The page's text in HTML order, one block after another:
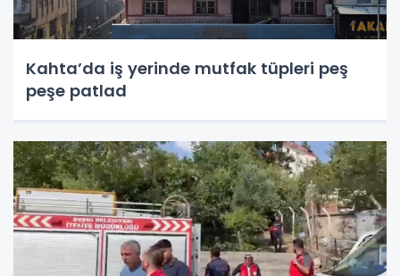
Kahta’da iş yerinde mutfak tüpleri peş
peşe patlad